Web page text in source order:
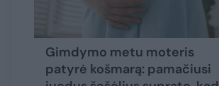
Gimdymo metu moteris
patyrė košmarą: pamačiusi